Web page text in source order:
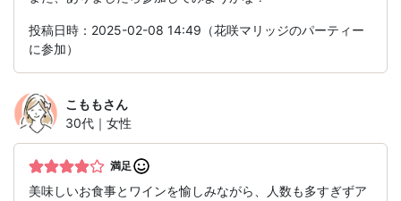
投稿日時：2025-02-08 14:49（花咲マリッジのパーティー
に参加）
こももさん
30代｜女性
満足
美味しいお食事とワインを愉しみながら、人数も多すぎずア